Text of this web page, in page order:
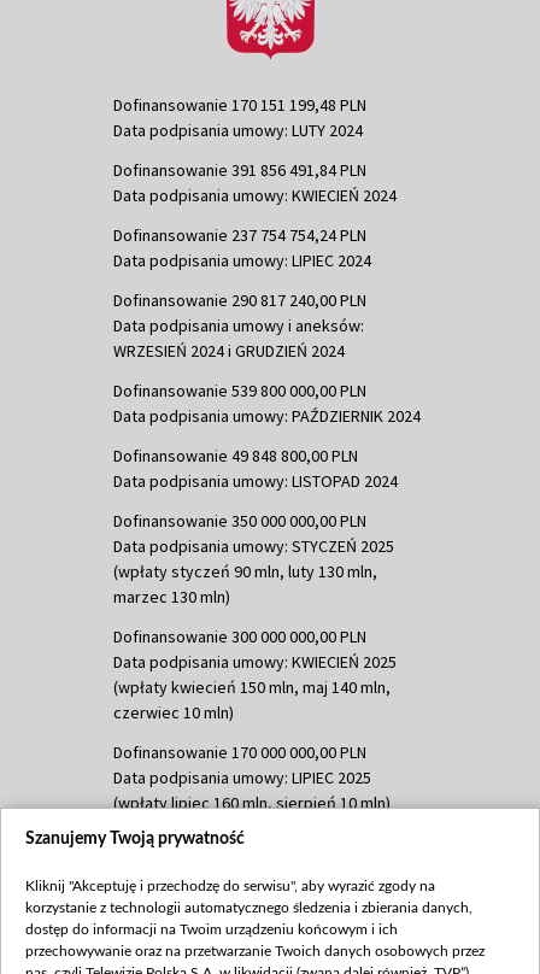
Dofinansowanie 170 151 199,48 PLN
Data podpisania umowy: LUTY 2024
Dofinansowanie 391 856 491,84 PLN
Data podpisania umowy: KWIECIEŃ 2024
Dofinansowanie 237 754 754,24 PLN
Data podpisania umowy: LIPIEC 2024
Dofinansowanie 290 817 240,00 PLN
Data podpisania umowy i aneksów:
WRZESIEŃ 2024 i GRUDZIEŃ 2024
Dofinansowanie 539 800 000,00 PLN
Data podpisania umowy: PAŹDZIERNIK 2024
Dofinansowanie 49 848 800,00 PLN
Data podpisania umowy: LISTOPAD 2024
Dofinansowanie 350 000 000,00 PLN
Data podpisania umowy: STYCZEŃ 2025
(wpłaty styczeń 90 mln, luty 130 mln,
marzec 130 mln)
Dofinansowanie 300 000 000,00 PLN
Data podpisania umowy: KWIECIEŃ 2025
(wpłaty kwiecień 150 mln, maj 140 mln,
czerwiec 10 mln)
Dofinansowanie 170 000 000,00 PLN
Data podpisania umowy: LIPIEC 2025
(wpłaty lipiec 160 mln, sierpień 10 mln)
Dofinansowanie 60 000 000,00 PLN
(wpłata wrzesień 60 mln)
Dofinansowanie 635 783 051,21 PLN
Data podpisania umowy: WRZESIEŃ 2025
Szanujemy Twoją prywatność
Kliknij "Akceptuję i przechodzę do serwisu", aby wyrazić zgody na
korzystanie z technologii automatycznego śledzenia i zbierania danych,
dostęp do informacji na Twoim urządzeniu końcowym i ich
przechowywanie oraz na przetwarzanie Twoich danych osobowych przez